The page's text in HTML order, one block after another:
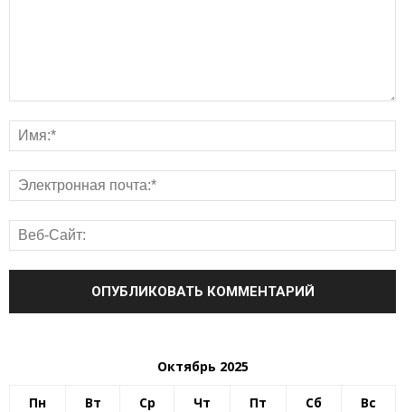
Октябрь 2025
Пн Вт Ср Чт Пт Сб Вс